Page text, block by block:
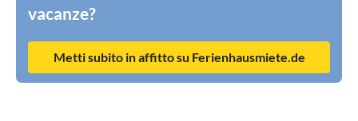
vacanze?
Metti subito in affitto su Ferienhausmiete.de